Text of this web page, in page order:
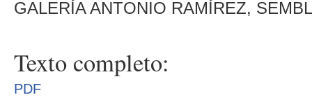
GALERÍA ANTONIO RAMÍREZ,
Texto completo:
PDF